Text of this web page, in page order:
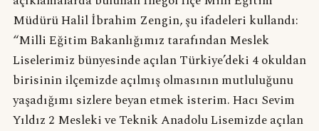
Müdürü Halil İbrahim Zengin, şu ifadeleri kullandı:
“Milli Eğitim Bakanlığımız tarafından Meslek
Liselerimiz bünyesinde açılan Türkiye’deki 4 okuldan
birisinin ilçemizde açılmış olmasının mutluluğunu
yaşadığımı sizlere beyan etmek isterim. Hacı Sevim
Yıldız 2 Mesleki ve Teknik Anadolu Lisemizde açılan